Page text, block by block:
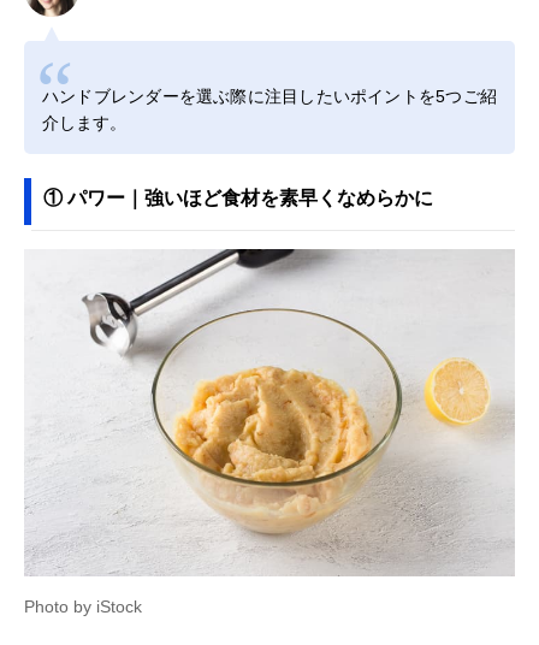
ハンドブレンダーを選ぶ際に注目したいポイントを5つご紹
介します。
① パワー｜強いほど食材を素早くなめらかに
Photo by iStock